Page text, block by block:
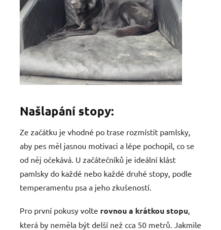
Našlapání stopy:
Ze začátku je vhodné po trase rozmístit pamlsky,
aby pes měl jasnou motivaci a lépe pochopil, co se
od něj očekává. U začátečníků je ideální klást
pamlsky do každé nebo každé druhé stopy, podle
temperamentu psa a jeho zkušeností.
Pro první pokusy volte rovnou a krátkou stopu
která by neměla být delší než cca 50 metrů. Jakmile